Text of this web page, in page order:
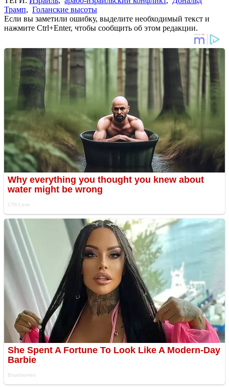
Трамп, Голанские высоты
Если вы заметили ошибку, выделите необходимый текст и
нажмите Ctrl+Enter, чтобы сообщить об этом редакции.